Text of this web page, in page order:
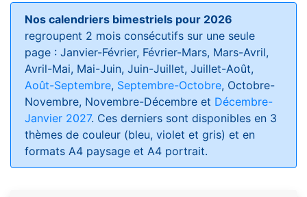
Nos calendriers bimestriels pour 2026
regroupent 2 mois consécutifs sur une seule
page : Janvier-Février, Février-Mars, Mars-Avril,
Avril-Mai, Mai-Juin, Juin-Juillet, Juillet-Août,
Août-Septembre, Septembre-Octobre, Octobre-
Novembre, Novembre-Décembre et Décembre-
Janvier 2027. Ces derniers sont disponibles en 3
thèmes de couleur (bleu, violet et gris) et en
formats A4 paysage et A4 portrait.